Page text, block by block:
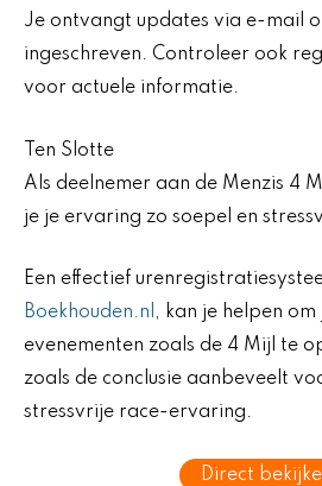
Je ontvangt updates via e-mail
ingeschreven. Controleer ook
voor actuele informatie.
Ten Slotte
Als deelnemer aan de Menzis 4
je je ervaring zo soepel en
Een effectief
Boekhouden.nl , kan je helpen
evenementen zoals de 4 Mijl te
zoals de conclusie aanbeveelt
stressvrije race-ervaring.
Direct